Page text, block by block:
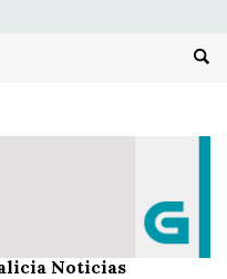
Noticias